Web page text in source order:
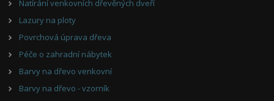
Natírání venkovních dřevěných dveří
Lazury na ploty
Povrchová úprava dřeva
Péče o zahradní nábytek
Barvy na dřevo venkovní
Barvy na dřevo - vzorník